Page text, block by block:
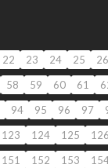
22 23 24 25 26
58 59 60 61
94 95 96 97
123 124 125 126
151 152 153